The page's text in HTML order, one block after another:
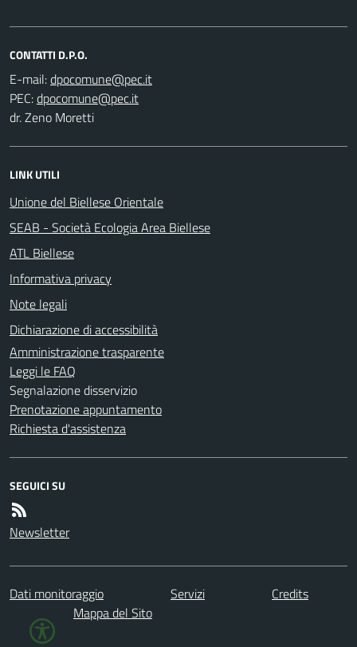
CONTATTI D.P.O.
E-mail:
PEC:
dr. Zeno Moretti
LINK UTILI
Unione del Biellese Orientale
SEAB - Società Ecologia Area Biellese
ATL Biellese
Informativa privacy
Note legali
Dichiarazione di accessibilità
Amministrazione trasparente
Leggi le FAQ
Segnalazione disservizio
Prenotazione appuntamento
Richiesta d'assistenza
SEGUICI SU
Newsletter
Dati monitoraggio Servizi
Credits
Mappa del Sito